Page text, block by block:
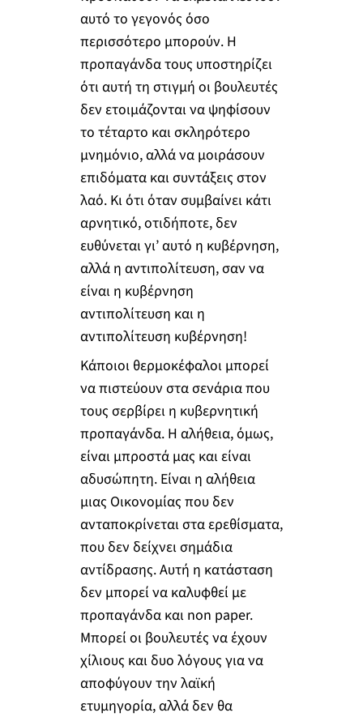
αυτό το γεγονός όσο
περισσότερο μπορούν. Η
προπαγάνδα τους υποστηρίζει
ότι αυτή τη στιγμή οι βουλευτές
δεν ετοιμάζονται να ψηφίσουν
το τέταρτο και σκληρότερο
μνημόνιο, αλλά να μοιράσουν
επιδόματα και συντάξεις στον
λαό. Κι ότι όταν συμβαίνει κάτι
αρνητικό, οτιδήποτε, δεν
ευθύνεται γι’ αυτό η κυβέρνηση,
αλλά η αντιπολίτευση, σαν να
είναι η κυβέρνηση
αντιπολίτευση και η
αντιπολίτευση κυβέρνηση!
Κάποιοι θερμοκέφαλοι μπορεί
να πιστεύουν στα σενάρια που
τους σερβίρει η κυβερνητική
προπαγάνδα. Η αλήθεια, όμως,
είναι μπροστά μας και είναι
αδυσώπητη. Είναι η αλήθεια
μιας Οικονομίας που δεν
ανταποκρίνεται στα ερεθίσματα,
που δεν δείχνει σημάδια
αντίδρασης. Αυτή η κατάσταση
δεν μπορεί να καλυφθεί με
προπαγάνδα και non paper.
Μπορεί οι βουλευτές να έχουν
χίλιους και δυο λόγους για να
αποφύγουν την λαϊκή
ετυμηγορία, αλλά δεν θα